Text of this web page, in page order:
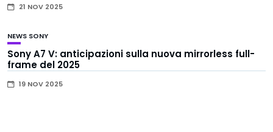
21 NOV 2025
NEWS SONY
Sony A7 V: anticipazioni sulla nuova mirrorless full-
frame del 2025
19 NOV 2025